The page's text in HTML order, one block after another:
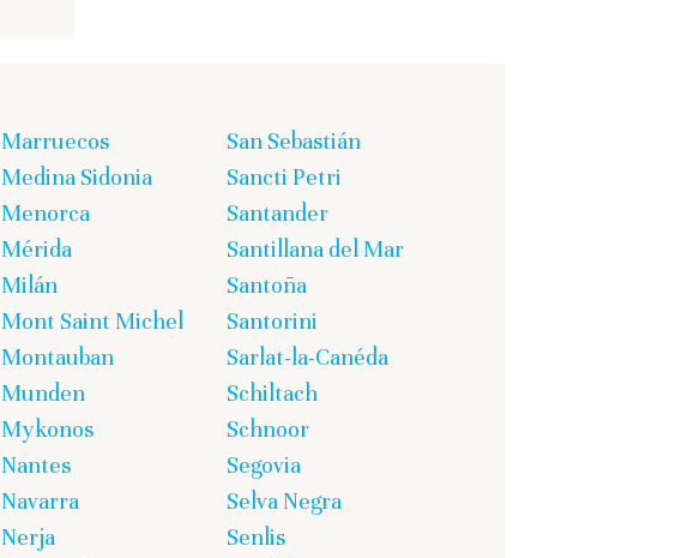
Marruecos
Medina Sidonia
Menorca
Mérida
Milán
Mont Saint Michel
Montauban
Munden
Mykonos
Nantes
Navarra
Nerja
San Sebastián
Sancti Petri
Santander
Santillana del Mar
Santoña
Santorini
Sarlat-la-Canéda
Schiltach
Schnoor
Segovia
Selva Negra
Senlis